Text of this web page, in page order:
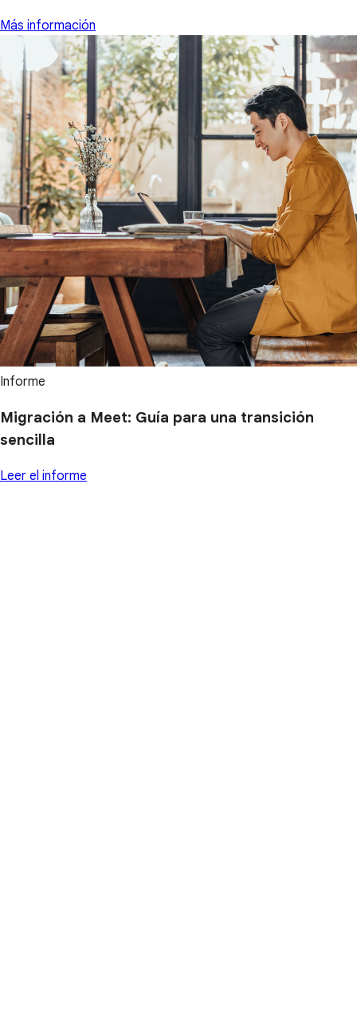
Más información
Informe
Migración a Meet: Guía para una transición
sencilla
Leer el informe